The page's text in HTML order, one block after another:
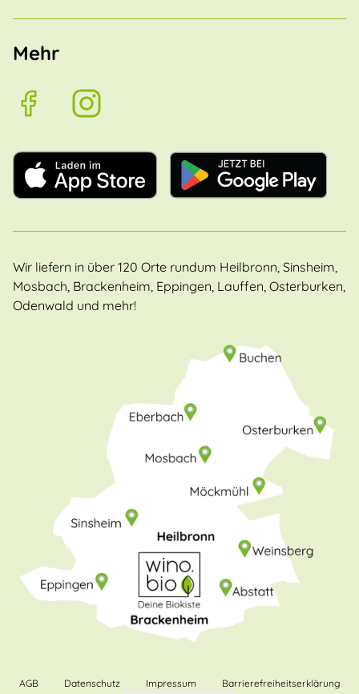
Mehr
Wir liefern in über 120 Orte rundum Heilbronn, Sinsheim,
Mosbach, Brackenheim, Eppingen, Lauffen, Osterburken,
Odenwald und mehr!
AGB Datenschutz Impressum Barrierefreiheitserklärung